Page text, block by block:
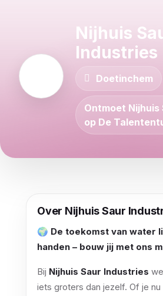
Nijhuis
Industries
Doetinchem
Ontmoet
op De
Over Nijhuis Saur
🌍 De toekomst van water
handen – bouw jij met ons
Bij Nijhuis Saur Industries
iets groters dan jezelf. Of je nu